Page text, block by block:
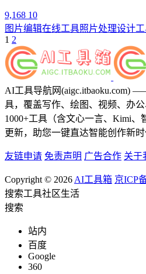
9,168 10
图片编辑在线工具照片处理设计
1 2
AI工具导航网(aigc.itbaoku.com)
具，覆盖写作、绘图、视频、办
1000+工具（含文心一言、Kimi、
更新，助您一键直达智能创作新时
友链申请 免责声明 广告合作 关于
Copyright © 2026 AI工具箱 京ICP
搜索工具社区生活
搜索
站内
百度
Google
360